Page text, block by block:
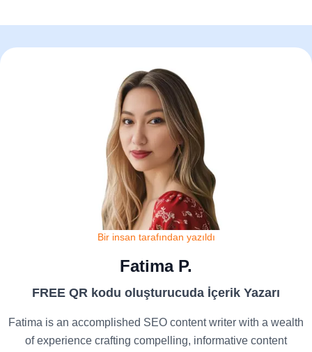
Bir insan tarafından yazıldı
Fatima P.
FREE QR kodu oluşturucuda İçerik Yazarı
Fatima is an accomplished SEO content writer with a wealth
of experience crafting compelling, informative content